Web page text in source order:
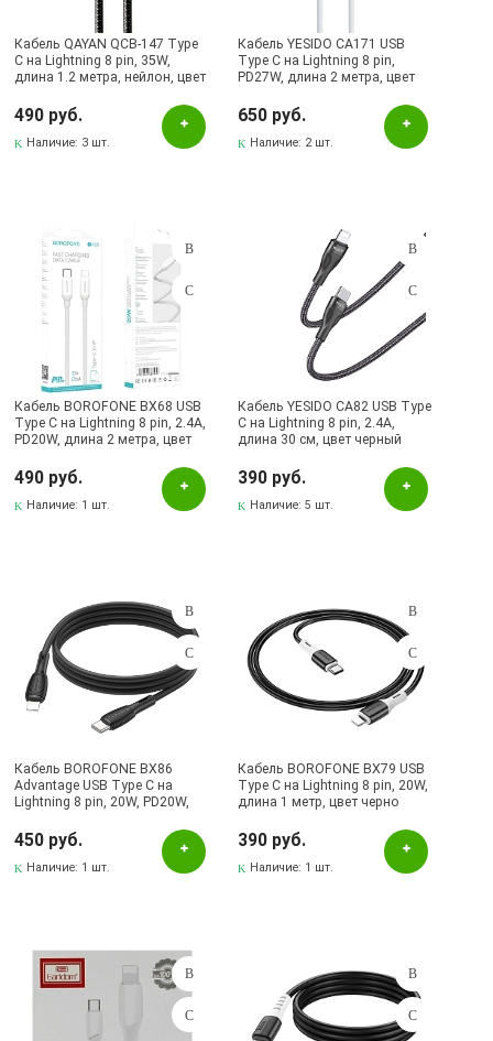
Кабель QAYAN QCB-147 Type
C на Lightning 8 pin, 35W,
длина 1.2 метра, нейлон, цвет
490 руб.
Наличие: 3 шт.
Кабель YESIDO CA171 USB
Type C на Lightning 8 pin,
PD27W, длина 2 метра, цвет
650 руб.
Наличие: 2 шт.
Кабель BOROFONE BX68 USB
Type C на Lightning 8 pin, 2.4A,
PD20W, длина 2 метра, цвет
490 руб.
Наличие: 1 шт.
Кабель YESIDO CA82 USB Type
C на Lightning 8 pin, 2.4A,
длина 30 см, цвет черный
390 руб.
Наличие:5 шт.
Кабель BOROFONE BX86
Advantage USB Type C на
Lightning 8 pin, 20W, PD20W,
450 руб.
Наличие: 1 шт.
Кабель BOROFONE BX79 USB
Type C на Lightning 8 pin, 20W,
длина 1 метр, цвет черно
390 руб.
Наличие: 1 шт.